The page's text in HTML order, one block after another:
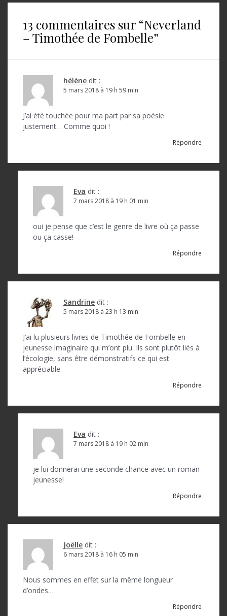
l
l
13 commentaires sur “Neverland
– Timothée de Fombelle”
hélène dit :
5 mars 2018 à 19 h 59 min
J’ai été touchée pour ma part par sa poésie
justement… Comme quoi !
Répondre
Eva dit :
7 mars 2018 à 19 h 01 min
oui je pense que c’est le genre de livre où ça passe
ou ça casse!
Répondre
Sandrine dit :
5 mars 2018 à 23 h 13 min
J’ai lu plusieurs livres de Timothée de Fombelle en
jeunesse imaginaire qui m’ont plu. Ils sont plutôt liés à
l’écologie, sans être démonstratifs ce qui est
appréciable.
Répondre
Eva dit :
7 mars 2018 à 19 h 02 min
je lui donnerai une seconde chance avec un roman
jeunesse!
Répondre
Joëlle dit :
6 mars 2018 à 16 h 05 min
Nous sommes en effet sur la même longueur
d’ondes…
Répondre